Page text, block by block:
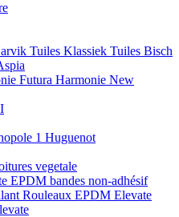
Tuiles Klassiek Tuiles Bisch
Futura Harmonie New
1 Huguenot
vegetale
EPDM bandes non-adhésif
Rouleaux EPDM Elevate